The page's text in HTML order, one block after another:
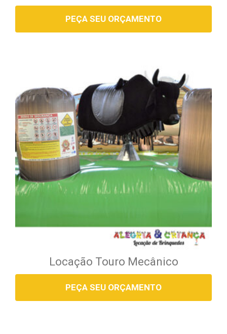
PEÇA SEU ORÇAMENTO
Locação Touro Mecânico
PEÇA SEU ORÇAMENTO